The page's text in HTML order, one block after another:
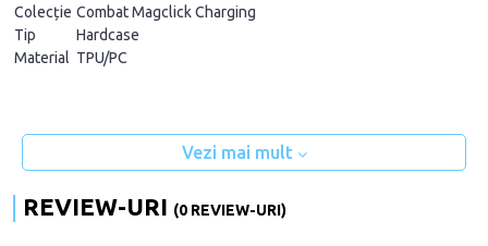
Colecție Combat Magclick Charging
Tip
Hardcase
Material TPU/PC
Vezi mai mult
REVIEW-URI (0 REVIEW-URI)